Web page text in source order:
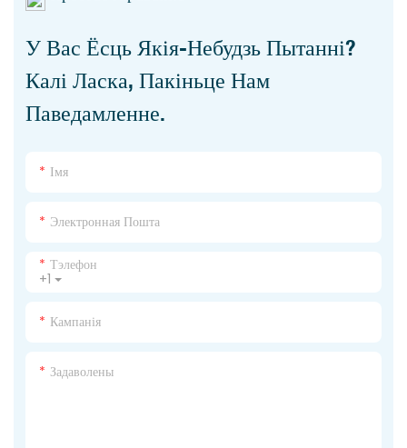
У Вас Ёсць Якія-Небудзь Пытанні?
Калі Ласка, Пакіньце Нам
Паведамленне.
Імя
Электронная Пошта
+1
Тэлефон
Кампанія
Задаволены